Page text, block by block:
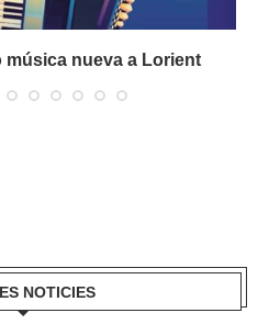
música nueva a Lorient
NOTICIES